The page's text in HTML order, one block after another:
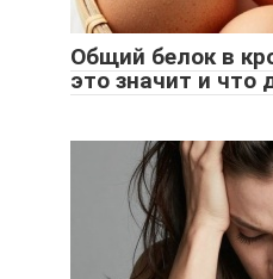
Общий белок в
это значит и что